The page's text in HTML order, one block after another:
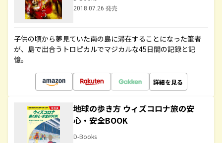
2018.07.26 発売
子供の頃から夢見ていた南の島に滞在することになった筆者
が、島で出合うトロピカルでマジカルな45日間の記録と記
憶。
詳細を見る
地球の歩き方 ウィズコロナ旅の安
心・安全BOOK
D-Books